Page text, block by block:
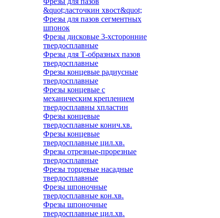
&quot;ласточкин хвост&quot;
Фрезы для пазов сегментных
шпонок
Фрезы дисковые 3-хсторонние
твердосплавные
Фрезы для Т-образных пазов
твердосплавные
Фрезы концевые радиусные
твердосплавные
Фрезы концевые с
механическим креплением
твердосплавны хпластин
Фрезы концевые
твердосплавные конич.хв.
Фрезы концевые
твердосплавные цил.хв.
Фрезы отрезные-прорезные
твердосплавные
Фрезы торцевые насадные
твердосплавные
Фрезы шпоночные
твердосплавные кон.хв.
Фрезы шпоночные
твердосплавные цил.хв.